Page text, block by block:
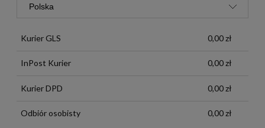
Kurier GLS 0,00 zł
InPost Kurier 0,00 zł
Kurier DPD 0,00 zł
Odbiór osobisty 0,00 zł